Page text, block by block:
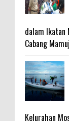
dalam Ikatan
Cabang
Kelurahan